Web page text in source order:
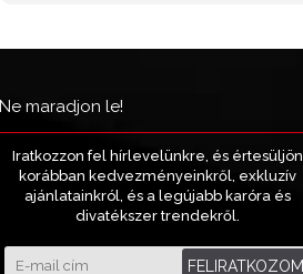
Ne maradjon le!
Iratkozzon fel hírlevelünkre, és értesüljön
korábban kedvezményeinkről, exkluzív
ajánlatainkról, és a legújabb karóra és
divatékszer trendekről.
FELIRATKOZOM